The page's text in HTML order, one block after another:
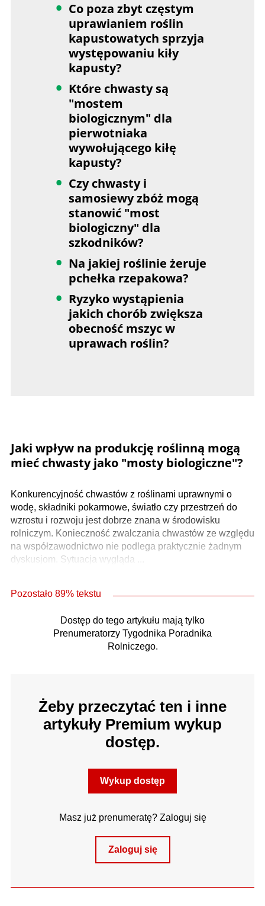
Co poza zbyt częstym
uprawianiem roślin
kapustowatych sprzyja
występowaniu kiły
kapusty?
Które chwasty są
"mostem
biologicznym" dla
pierwotniaka
wywołującego kiłę
kapusty?
Czy chwasty i
samosiewy zbóż mogą
stanowić "most
biologiczny" dla
szkodników?
Na jakiej roślinie żeruje
pchełka rzepakowa?
Ryzyko wystąpienia
jakich chorób zwiększa
obecność mszyc w
uprawach roślin?
Jaki wpływ na produkcję roślinną mogą
mieć chwasty jako "mosty biologiczne"?
Konkurencyjność chwastów z roślinami uprawnymi o
wodę, składniki pokarmowe, światło czy przestrzeń do
wzrostu i rozwoju jest dobrze znana w środowisku
rolniczym. Konieczność zwalczania chwastów ze względu
na współzawodnictwo nie podlega praktycznie żadnym
dyskusjom. Sytuacja wygląda ...
Pozostało 89% tekstu
Dostęp do tego artykułu mają tylko
Prenumeratorzy Tygodnika Poradnika
Rolniczego.
Żeby przeczytać ten i inne
artykuły Premium wykup
dostęp.
Wykup dostęp
Masz już prenumeratę? Zaloguj się
Zaloguj się